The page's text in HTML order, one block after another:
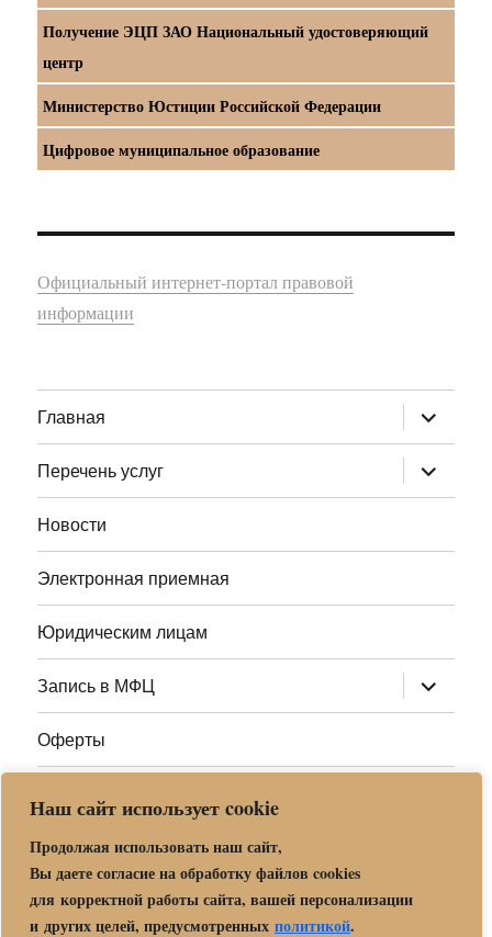
Наш сайт использует cookie
Продолжая использовать наш сайт,
Вы даете согласие на обработку файлов cookies
для корректной работы сайта, вашей персонализации
и других целей, предусмотренных политикой.
Получение ЭЦП ЗАО Национальный удостоверяющий
центр
Министерство Юстиции Российской Федерации
Цифровое муниципальное образование
Официальный интернет-портал правовой
информации
Главная раскрыть
дочернее
меню
Перечень услуг
раскрыть
дочернее
меню
Новости
Электронная приемная
Юридическим лицам
Запись в МФЦ раскрыть
дочернее
меню
Оферты
Адреса МФЦ МО